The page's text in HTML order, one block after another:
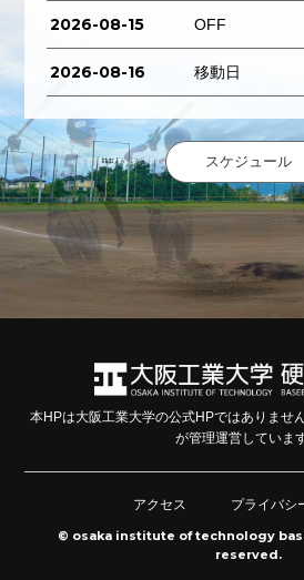
2026-08-15 OFF
2026-08-16 移動日
スケジュール
本HPは大阪工業大学の公式HPではありませ
が管理運営しています
アクセス
プライバシ
© osaka institute of technology
reserved.